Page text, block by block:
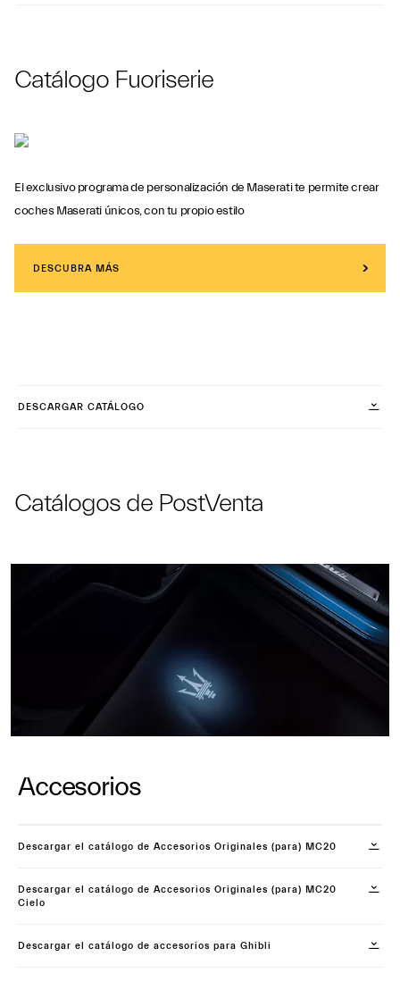
Catálogo Fuoriserie
El exclusivo programa de personalización de Maserati te permite crear
coches Maserati únicos, con tu propio estilo
DESCUBRA MÁS
DESCARGAR CATÁLOGO
Catálogos de PostVenta
Accesorios
Descargar el catálogo de Accesorios Originales (para) MC20
Descargar el catálogo de Accesorios Originales (para) MC20
Cielo
Descargar el catálogo de accesorios para Ghibli